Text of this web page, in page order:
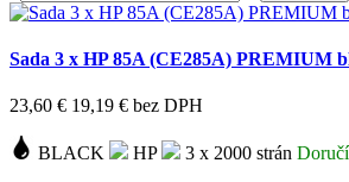
Sada 3 x HP 85A (CE285A) PREMIUM
23,60 € 19,19 € bez DPH
BLACK HP 3 x 2000 strán